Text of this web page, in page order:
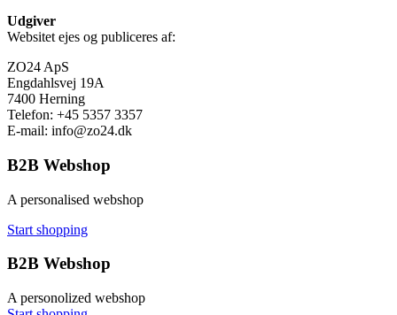
Udgiver
Websitet ejes og publiceres af:
ZO24 ApS
Engdahlsvej 19A
7400 Herning
Telefon: +45 5357 3357
E-mail: info@zo24.dk
B2B Webshop
A personalised webshop
Start shopping
B2B Webshop
A personolized webshop